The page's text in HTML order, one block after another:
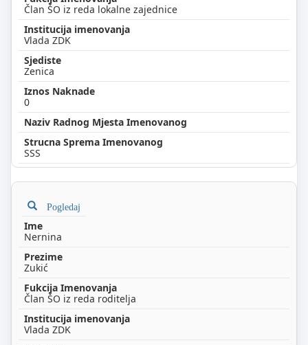
Član ŠO iz reda lokalne zajednice
Vlada ZDK
Zenica
0
SSS
Pogledaj
Nernina
Zukić
Član ŠO iz reda roditelja
Vlada ZDK